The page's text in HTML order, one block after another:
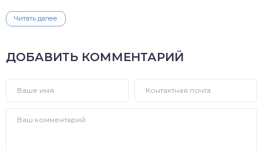
Читать далее
ДОБАВИТЬ КОММЕНТАРИЙ